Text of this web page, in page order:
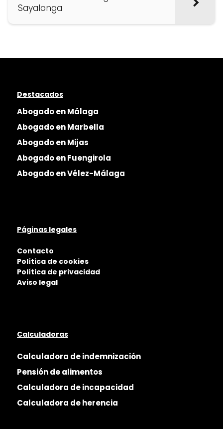
Sayalonga
Destacados
Abogado en Málaga
Abogado en Marbella
Abogado en Mijas
Abogado en Fuengirola
Abogado en Vélez-Málaga
Páginas legales
Contacto
Política de cookies
Política de privacidad
Aviso legal
Calculadoras
Calculadora de indemnización
Pensión de alimentos
Calculadora de incapacidad
Calculadora de herencia